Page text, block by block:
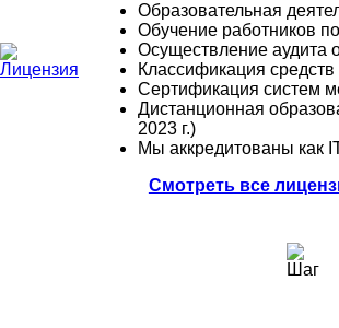
Образовательная
Обучение работников
Осуществление аудита
Классификация
Сертификация систем
Дистанционная
2023 г.)
Мы аккредитованы как
Смотреть все